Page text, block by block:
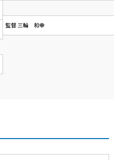
監督三輪 和幸